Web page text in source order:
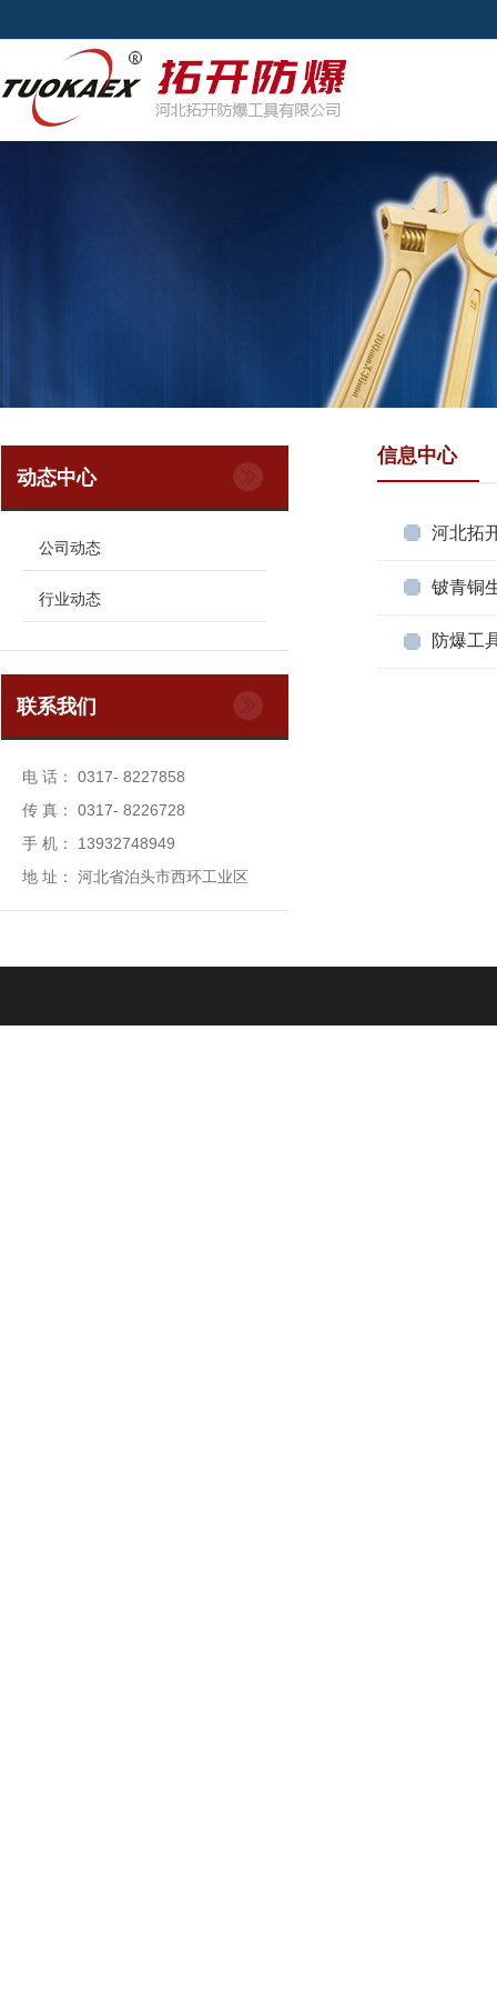
动态中心
公司动态
行业动态
联系我们
电 话： 0317- 8227858
传 真： 0317- 8226728
手 机： 13932748949
地 址： 河北省泊头市西环工业区
信息中心
河北拓
铍青铜
防爆工